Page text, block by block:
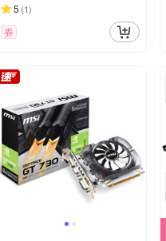
5 (1)
券